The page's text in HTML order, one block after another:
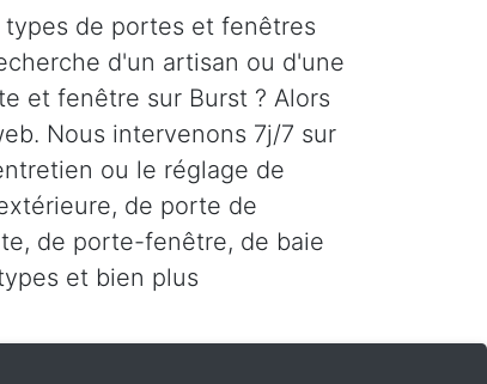
de portes et fenêtres
d'un artisan ou d'une
et fenêtre sur Burst ? Alors
Nous intervenons 7j/7 sur
ou le réglage de
de porte de
de porte-fenêtre, de baie
et bien plus